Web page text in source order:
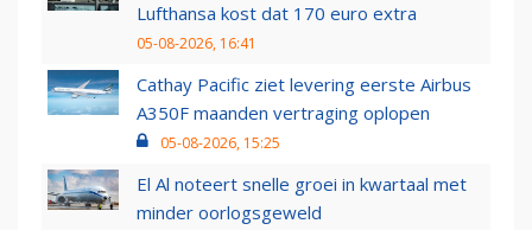
Lufthansa kost dat 170 euro extra
05-08-2026, 16:41
Cathay Pacific ziet levering eerste Airbus
A350F maanden vertraging oplopen
05-08-2026, 15:25
El Al noteert snelle groei in kwartaal met
minder oorlogsgeweld